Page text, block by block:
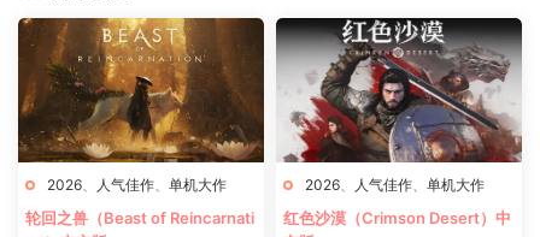
2026 人气佳作 单机大作
轮回之兽（Beast of Reincarnati
2026 人气佳作 单机大作
红色沙漠（Crimson Desert）中